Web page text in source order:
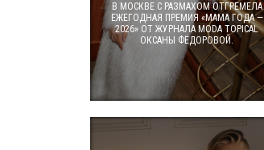
В МОСКВЕ С РАЗМАХОМ ОТГРЕМЕЛА
ЕЖЕГОДНАЯ ПРЕМИЯ «МАМА ГОДА —
2026» ОТ ЖУРНАЛА MODA TOPICAL
ОКСАНЫ ФЁДОРОВОЙ.